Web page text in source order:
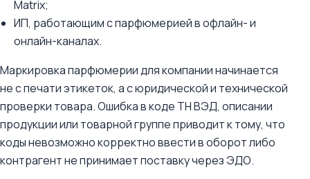
Matrix;
ИП, работающим с парфюмерией в офлайн- и
онлайн-каналах.
Маркировка парфюмерии для компании начинается
не с печати этикеток, а с юридической и технической
проверки товара. Ошибка в коде ТН ВЭД, описании
продукции или товарной группе приводит к тому, что
коды невозможно корректно ввести в оборот либо
контрагент не принимает поставку через ЭДО.